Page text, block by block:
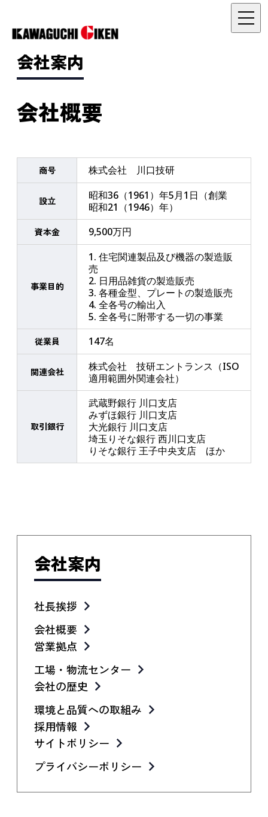
会社案内
会社概要
商号 株式会社 川口技研
設立
昭和36（1961）年5月1日（創業
昭和21（1946）年）
資本金 9,500万円
事業目的
1. 住宅関連製品及び機器の製造販
売
2. 日用品雑貨の製造販売
3. 各種金型、プレートの製造販売
4. 全各号の輸出入
5. 全各号に附帯する一切の事業
従業員 147名
関連会社
株式会社 技研エントランス（ISO
適用範囲外関連会社）
取引銀行
武蔵野銀行 川口支店
みずほ銀行 川口支店
大光銀行 川口支店
埼玉りそな銀行 西川口支店
りそな銀行 王子中央支店 ほか
会社案内
社長挨拶
会社概要
営業拠点
工場・物流センター
会社の歴史
環境と品質への取組み
採用情報
サイトポリシー
プライバシーポリシー